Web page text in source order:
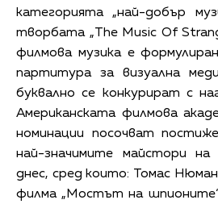
категорията „най-добър
творбата „The Music Of
филмова музика е
партитура за визуална
буквално се конкурират с
Американската филмова
номинации посочват
най-значимите майстори на
днес, сред които: Томас
филма „Мостът на